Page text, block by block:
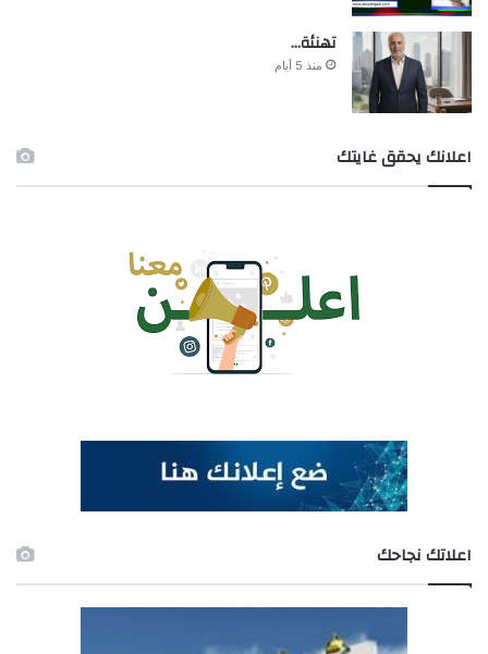
تهنئة…
منذ 5 أيام
اعلانك يحقق غايتك
اعلاتك نجاحك